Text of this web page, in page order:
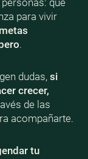
que
para vivir
.
dudas, si
crecer,
de las
acompañarte.
tu